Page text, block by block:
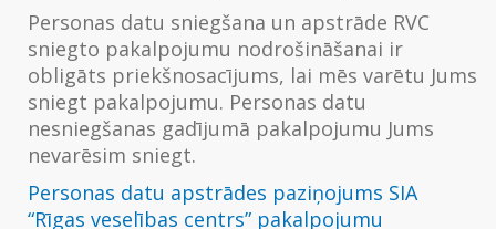
Personas datu sniegšana un apstrāde RVC
sniegto pakalpojumu nodrošināšanai ir
obligāts priekšnosacījums, lai mēs varētu Jums
sniegt pakalpojumu. Personas datu
nesniegšanas gadījumā pakalpojumu Jums
nevarēsim sniegt.
Personas datu apstrādes paziņojums SIA
“Rīgas veselības centrs” pakalpojumu